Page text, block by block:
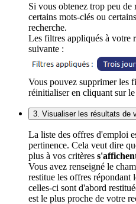
Si vous obtenez trop peu
certains mots-clés ou
recherche.
Les filtres appliqués à votre
suivante :
Vous pouvez supprimer les
réinitialiser en cliquant sur
3. Visualiser les résultats de
La liste des offres d'emploi
pertinence. Cela veut dire
plus à vos critères
Vous avez renseigné le
restitue les offres répondant
celles-ci sont d'abord
est le plus proche de votre